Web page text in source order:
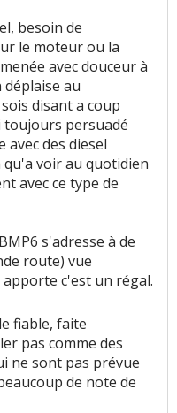
besoin de
le moteur ou la
avec douceur à
au
disant a coup
toujours persuadé
avec des diesel
qu'a voir au quotidien
avec ce type de
s'adresse à de
route) vue
apporte c'est un régal.
fiable, faite
pas comme des
ne sont pas prévue
de note de